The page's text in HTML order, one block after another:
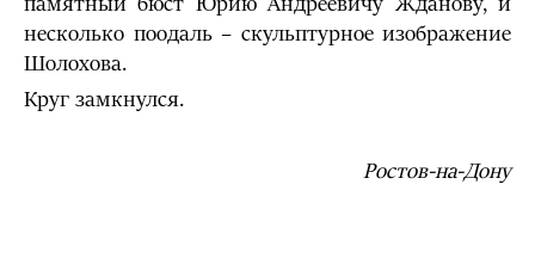
несколько поодаль – скульптурное изображение
Шолохова.
Круг замкнулся.
Ростов-на-Дону